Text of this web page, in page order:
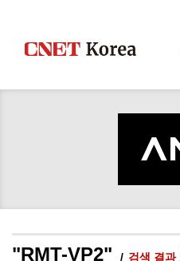
"RMT-VP2" 검색 결과